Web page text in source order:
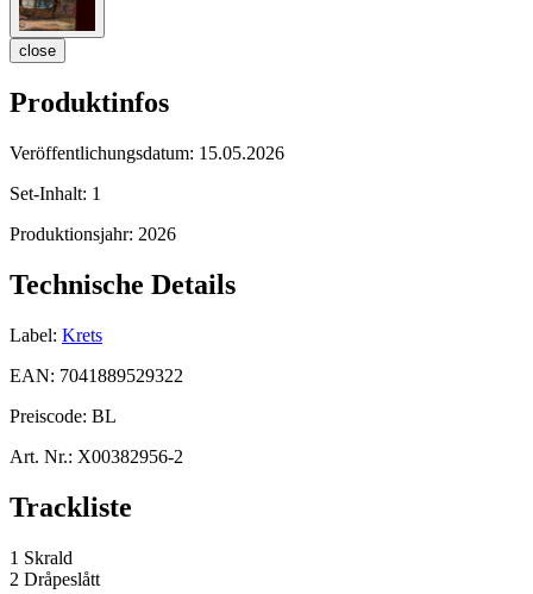
close
Produktinfos
Veröffentlichungsdatum: 15.05.2026
Set-Inhalt: 1
Produktionsjahr: 2026
Technische Details
Label: Krets
EAN: 7041889529322
Preiscode: BL
Art. Nr.: X00382956-2
Trackliste
1 Skrald
2 Dråpeslått